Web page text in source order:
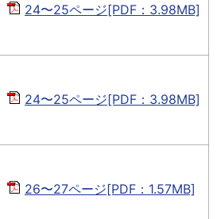
24〜25ページ[PDF：3.98MB]
24〜25ページ[PDF：3.98MB]
26〜27ページ[PDF：1.57MB]